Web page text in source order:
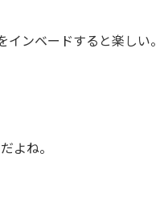
ンベードすると楽しい。
よね。